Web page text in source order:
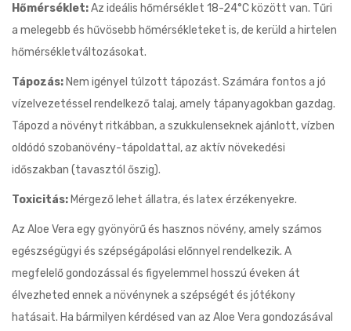
Hőmérséklet:Az ideális hőmérséklet 18-24°C között van. Tűri
a melegebb és hűvösebb hőmérsékleteket is, de kerüld a hirtelen
hőmérsékletváltozásokat.
Tápozás: Nem igényel túlzott tápozást. Számára fontos a jó
vízelvezetéssel rendelkező talaj, amely tápanyagokban gazdag.
Tápozd a növényt ritkábban, a szukkulenseknek ajánlott, vízben
oldódó szobanövény-tápoldattal, az aktív növekedési
időszakban (tavasztól őszig).
Toxicitás: Mérgező lehet állatra, és latex érzékenyekre.
Az Aloe Vera egy gyönyörű és hasznos növény, amely számos
egészségügyi és szépségápolási előnnyel rendelkezik. A
megfelelő gondozással és figyelemmel hosszú éveken át
élvezheted ennek a növénynek a szépségét és jótékony
hatásait. Ha bármilyen kérdésed van az Aloe Vera gondozásával